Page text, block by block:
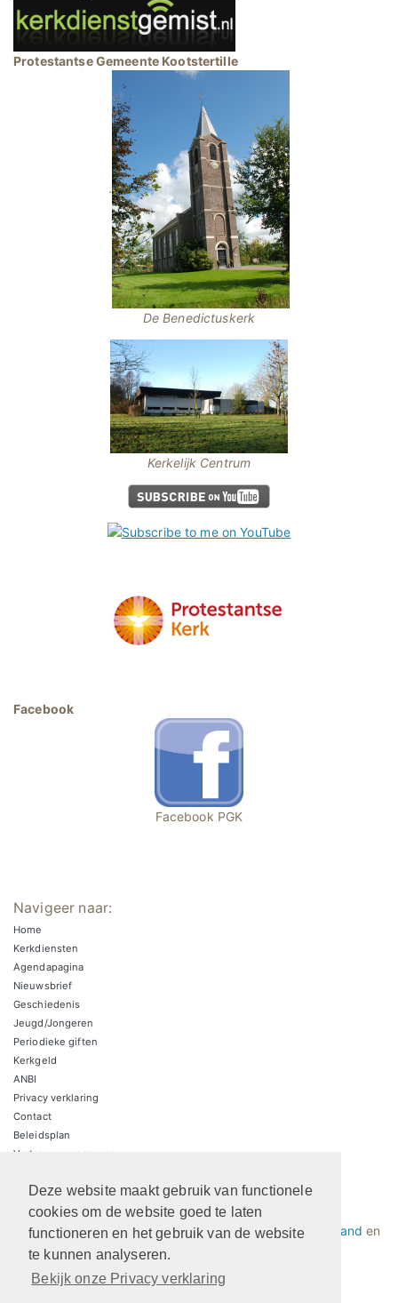
Deze website maakt gebruik van functionele
cookies om de website goed te laten
functioneren en het gebruik van de website
te kunnen analyseren.
Bekijk onze Privacy verklaring
Protestantse Gemeente Kootstertille
.
De Benedictuskerk
Kerkelijk Centrum
Facebook
Facebook PGK
Navigeer naar:
Home
Kerkdiensten
Agendapagina
Nieuwsbrief
Geschiedenis
Jeugd/Jongeren
Periodieke giften
Kerkgeld
ANBI
Privacy verklaring
Contact
Beleidsplan
Vertrouwenspersoon
Protestantsekerk.net is een samenwerking tussen de
dienstenorganisatie van deProtestantse Kerk in Nederland en
Human Content Mediaproducties B.V.